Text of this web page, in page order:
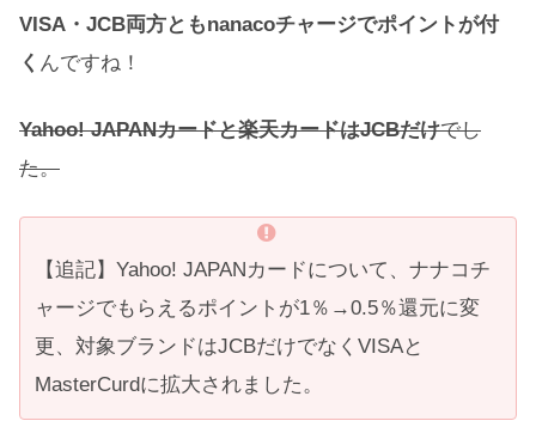
VISA・JCB両方ともnanacoチャージでポイントが付
く んですね！
Yahoo! JAPANカードと楽天カードはJCBだけでし
た。
【追記】Yahoo! JAPANカードについて、ナナコチ
ャージでもらえるポイントが1％→0.5％還元に変
更、対象ブランドはJCBだけでなくVISAと
MasterCurdに拡大されました。